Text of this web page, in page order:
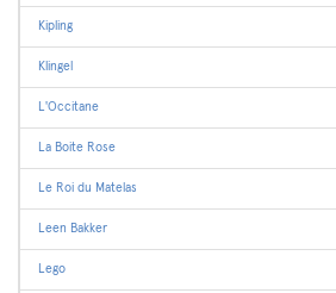
Kipling
Klingel
L'Occitane
La Boite Rose
Le Roi du Matelas
Leen Bakker
Lego